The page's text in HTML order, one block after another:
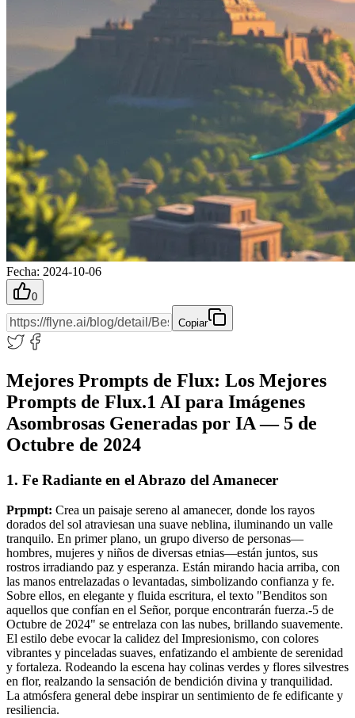
Fecha: 2024-10-06
0
Copiar
Mejores Prompts de Flux: Los Mejores
Prompts de Flux.1 AI para Imágenes
Asombrosas Generadas por IA — 5 de
Octubre de 2024
1. Fe Radiante en el Abrazo del Amanecer
Prpmpt: Crea un paisaje sereno al amanecer, donde los rayos
dorados del sol atraviesan una suave neblina, iluminando un valle
tranquilo. En primer plano, un grupo diverso de personas—
hombres, mujeres y niños de diversas etnias—están juntos, sus
rostros irradiando paz y esperanza. Están mirando hacia arriba, con
las manos entrelazadas o levantadas, simbolizando confianza y fe.
Sobre ellos, en elegante y fluida escritura, el texto "Benditos son
aquellos que confían en el Señor, porque encontrarán fuerza.-5 de
Octubre de 2024" se entrelaza con las nubes, brillando suavemente.
El estilo debe evocar la calidez del Impresionismo, con colores
vibrantes y pinceladas suaves, enfatizando el ambiente de serenidad
y fortaleza. Rodeando la escena hay colinas verdes y flores silvestres
en flor, realzando la sensación de bendición divina y tranquilidad.
La atmósfera general debe inspirar un sentimiento de fe edificante y
resiliencia.